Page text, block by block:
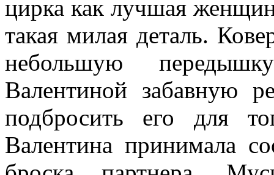
цирка как лучшая
такая милая деталь.
небольшую
Валентиной забавную
подбросить его для
Валентина принимала